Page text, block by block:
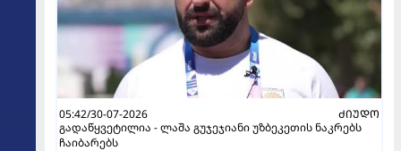
05:42/30-07-2026
ᲫᲘᲣᲓᲝ
გადაწყვეტილია - ლაშა გუჯეჯიანი უზბეკეთის ნაკრებს
ჩაიბარებს